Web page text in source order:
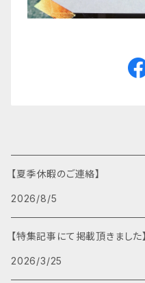
【夏季休暇のご連絡】
2026/8/5
【特集記事にて掲載頂きました】
2026/3/25